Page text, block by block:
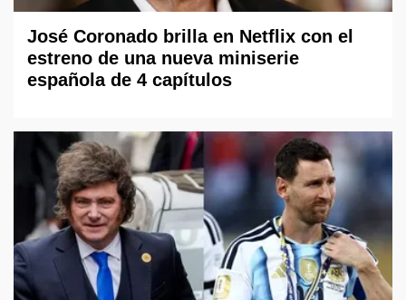
José Coronado brilla en Netflix con el
estreno de una nueva miniserie
española de 4 capítulos